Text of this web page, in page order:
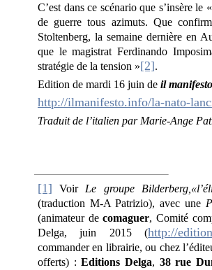
C’est dans ce scénario que s’insère
de guerre tous azimuts. Que
Stoltenberg, la semaine dernière en
que le magistrat Ferdinando
stratégie de la tension »[2].
Edition de mardi 16 juin deil
http://ilmanifesto.info/la-nato-
Traduit de l’italien par Marie-Ange
[1] Voir Le groupe
(traduction M-A Patrizio), avec une
(animateur decomaguer, Comité
Delga, juin 2015 (http://
commander en librairie, ou chez
offerts) :Editions Delga, 38 rue